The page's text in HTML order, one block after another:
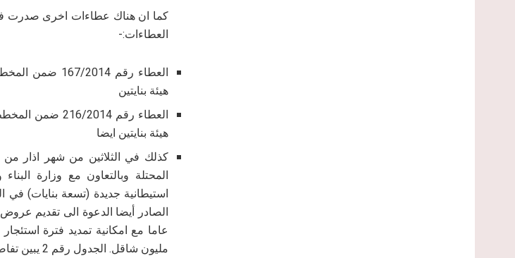
العطاءات:-
هيئة بنايتين
هيئة بنايتين ايضا
مليون شاقل. الجدول رقم 2 يبين تفاصيل العطاء كما نشرته دائرة أراضي اسرائيل.